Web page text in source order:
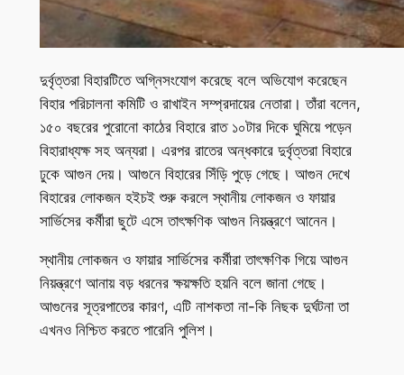
দুর্বৃত্তরা বিহারটিতে অগ্নিসংযোগ করেছে বলে অভিযোগ করেছেন
বিহার পরিচালনা কমিটি ও রাখাইন সম্প্রদায়ের নেতারা। তাঁরা বলেন,
১৫০ বছরের পুরোনো কাঠের বিহারে রাত ১০টার দিকে ঘুমিয়ে পড়েন
বিহারাধ্যক্ষ সহ অন্যরা। এরপর রাতের অন্ধকারে দুর্বৃত্তরা বিহারে
ঢুকে আগুন দেয়। আগুনে বিহারের সিঁড়ি পুড়ে গেছে। আগুন দেখে
বিহারের লোকজন হইচই শুরু করলে স্থানীয় লোকজন ও ফায়ার
সার্ভিসের কর্মীরা ছুটে এসে তাৎক্ষণিক আগুন নিয়ন্ত্রণে আনেন।
স্থানীয় লোকজন ও ফায়ার সার্ভিসের কর্মীরা তাৎক্ষণিক গিয়ে আগুন
নিয়ন্ত্রণে আনায় বড় ধরনের ক্ষয়ক্ষতি হয়নি বলে জানা গেছে।
আগুনের সূত্রপাতের কারণ, এটি নাশকতা না-কি নিছক দুর্ঘটনা তা
এখনও নিশ্চিত করতে পারেনি পুলিশ।